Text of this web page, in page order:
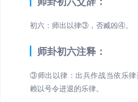
初六：师出以律③，否臧凶④。
师卦初六注释：
③师出以律：出兵作战当依乐律
赖以号令进退的乐律。